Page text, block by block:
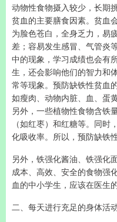
动物性食物摄入较少，长期
贫血的主要膳食因素。贫血
为脸色苍白，全身乏力，易
差；容易发生感冒、气管炎
中的现象，学习成绩也会有
生，还会影响他们的智力和
常等现象。预防缺铁性贫血
如瘦肉、动物内脏、血、蛋
另外，一些植物性食物含铁
（如红枣）和红糖等。同
化吸收率。所以，预防缺铁
另外，铁强化酱油、铁强化
成本、高效、安全的食物强
血的中小学生，应该在医生
二、每天进行充足的身体活